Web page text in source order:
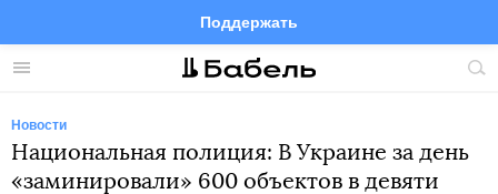
Меню
Поддержать
FacebookTelegramTwitter
Новости
Национальная полиция: В Украине за день
«заминировали» 600 объектов в девяти